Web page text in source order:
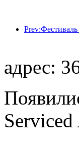
адрес:
Serviced